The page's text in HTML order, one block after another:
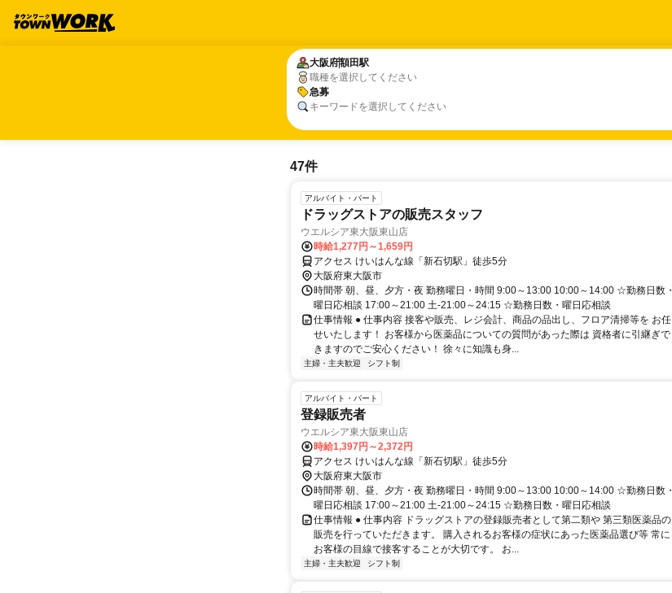
大阪府額田駅
職種を選択してください
急募
キーワードを選択してください
大阪府額田駅
急募
47件
アルバイト・パート
ドラッグストアの販売スタッフ
ウエルシア東大阪東山店
時給1,277円～1,659円
アクセス けいはんな線「新石切駅」徒歩5分
大阪府東大阪市
時間帯 朝、昼、夕方・夜 勤務曜日・時間 9:00～13:00 10:00～14:00 ☆勤務日数・
曜日応相談 17:00～21:00 土-21:00～24:15 ☆勤務日数・曜日応相談
仕事情報 ● 仕事内容 接客や販売、レジ会計、商品の品出し、フロア清掃等を お任
せいたします！ お客様から医薬品についての質問があった際は 資格者に引継ぎで
きますのでご安心ください！ 徐々に知識も身...
主婦・主夫歓迎 シフト制
アルバイト・パート
登録販売者
ウエルシア東大阪東山店
時給1,397円～2,372円
アクセス けいはんな線「新石切駅」徒歩5分
大阪府東大阪市
時間帯 朝、昼、夕方・夜 勤務曜日・時間 9:00～13:00 10:00～14:00 ☆勤務日数・
曜日応相談 17:00～21:00 土-21:00～24:15 ☆勤務日数・曜日応相談
仕事情報 ● 仕事内容 ドラッグストアの登録販売者として第二類や 第三類医薬品の
販売を行っていただきます。 購入されるお客様の症状にあった医薬品選び等 常に
お客様の目線で接客することが大切です。 お...
主婦・主夫歓迎 シフト制